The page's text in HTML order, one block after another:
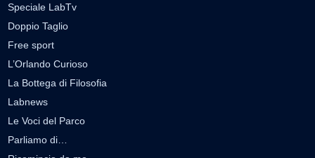
Speciale LabTv
Doppio Taglio
Free sport
L’Orlando Curioso
La Bottega di Filosofia
Labnews
Le Voci del Parco
Parliamo di…